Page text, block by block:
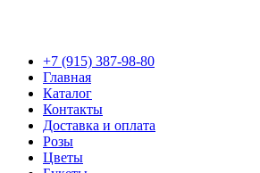
+7 (915) 387-98-80
Главная
Каталог
Контакты
Доставка и оплата
Розы
Цветы